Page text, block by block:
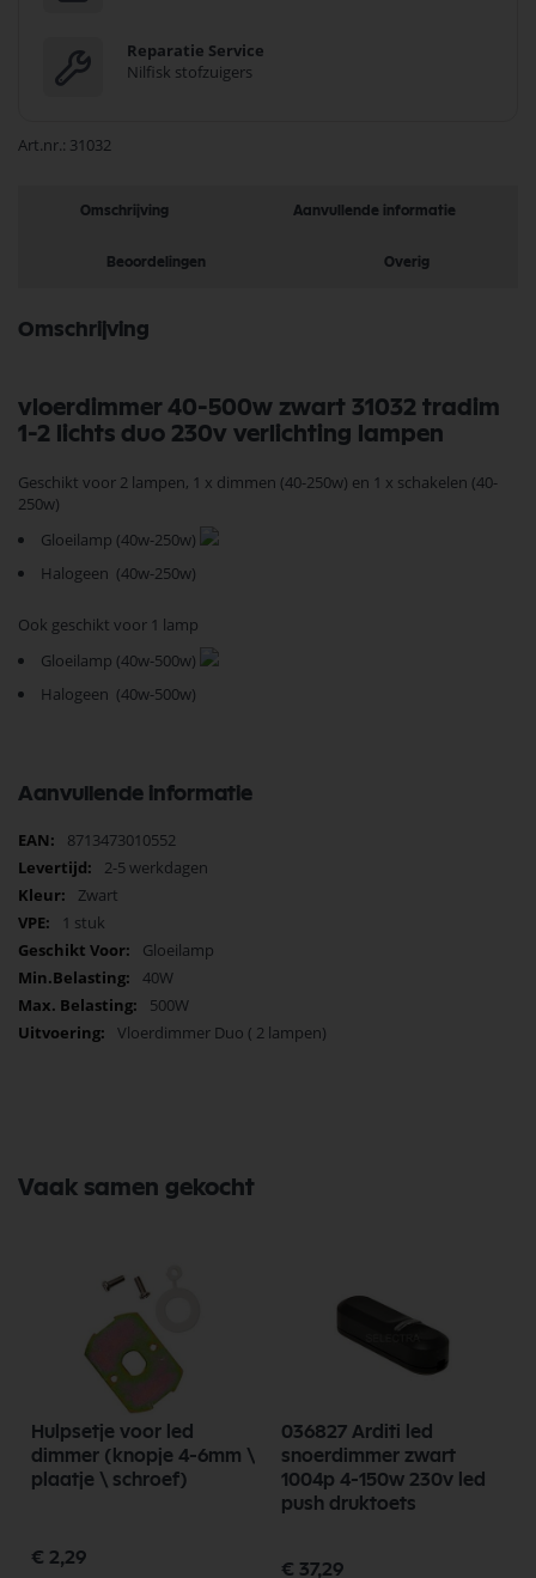
Reparatie Service
Nilfisk stofzuigers
Art.nr. 31032
Omschrijving Aanvullende informatie
Beoordelingen Overig
Omschrijving
vloerdimmer 40-500w zwart 31032 tradim
1-2 lichts duo 230v verlichting lampen
Geschikt voor 2 lampen, 1 x dimmen (40-250w) en 1 x schakelen (40-
250w)
Gloeilamp (40w-250w)
Halogeen (40w-250w)
Ook geschikt voor 1 lamp
Gloeilamp (40w-500w)
Halogeen (40w-500w)
Aanvullende informatie
Meer
informatie
8713473010552
2-5 werkdagen
Zwart
1 stuk
Gloeilamp
40W
500W
Vloerdimmer Duo ( 2 lampen)
Vaak samen gekocht
Hulpsetje voor led
dimmer (knopje 4-6mm \
plaatje \ schroef)
€ 2,29
036827 Arditi led
snoerdimmer zwart
1004p 4-150w 230v led
push druktoets
€ 37,29